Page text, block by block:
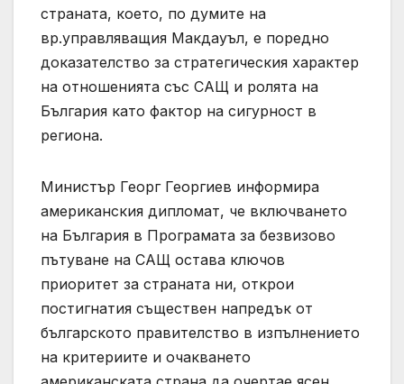
страната, което, по думите на
вр.управляващия Макдауъл, е поредно
доказателство за стратегическия характер
на отношенията със САЩ и ролята на
България като фактор на сигурност в
региона.
Министър Георг Георгиев информира
американския дипломат, че включването
на България в Програмата за безвизово
пътуване на САЩ остава ключов
приоритет за страната ни, открои
постигнатия съществен напредък от
българското правителство в изпълнението
на критериите и очакването